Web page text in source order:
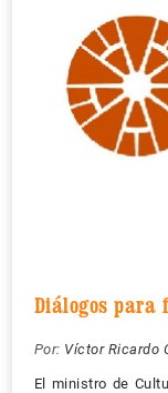
Diálogos para
Por: Víctor Ricardo
El ministro de